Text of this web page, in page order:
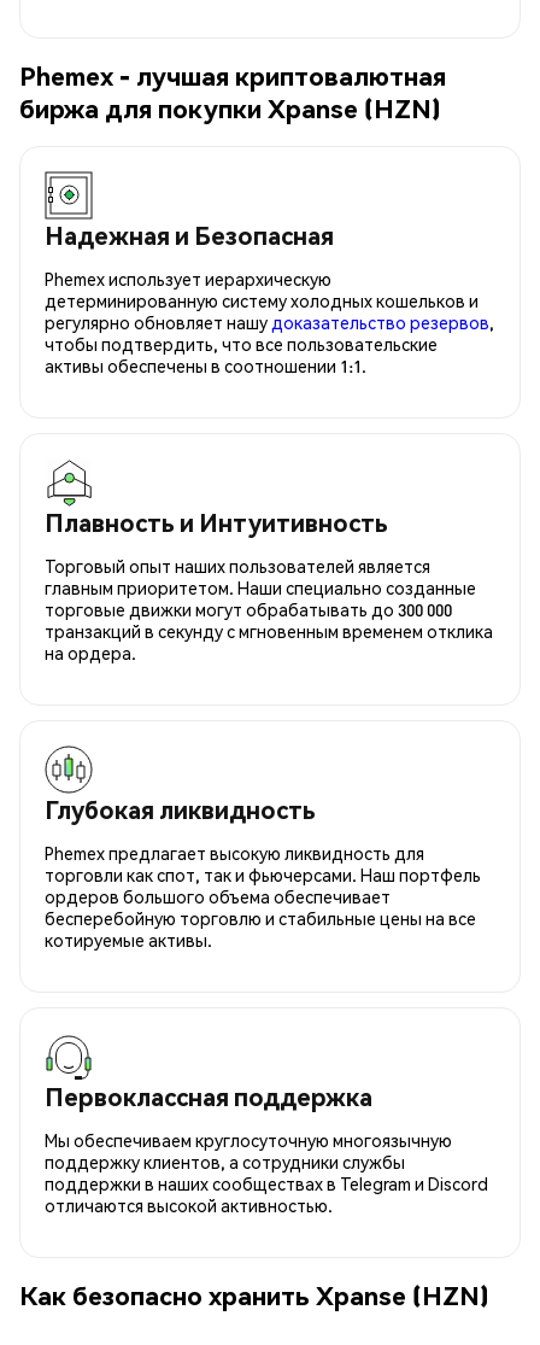
Phemex - лучшая криптовалютная
биржа для покупки Xpanse (HZN)
Надежная и Безопасная
Phemex использует иерархическую
детерминированную систему холодных кошельков и
регулярно обновляет нашу доказательство резервов,
чтобы подтвердить, что все пользовательские
активы обеспечены в соотношении 1:1.
Плавность и Интуитивность
Торговый опыт наших пользователей является
главным приоритетом. Наши специально созданные
торговые движки могут обрабатывать до 300 000
транзакций в секунду с мгновенным временем отклика
на ордера.
Глубокая ликвидность
Phemex предлагает высокую ликвидность для
торговли как спот, так и фьючерсами. Наш портфель
ордеров большого объема обеспечивает
бесперебойную торговлю и стабильные цены на все
котируемые активы.
Первоклассная поддержка
Мы обеспечиваем круглосуточную многоязычную
поддержку клиентов, а сотрудники службы
поддержки в наших сообществах в Telegram и Discord
отличаются высокой активностью.
Как безопасно хранить Xpanse (HZN)